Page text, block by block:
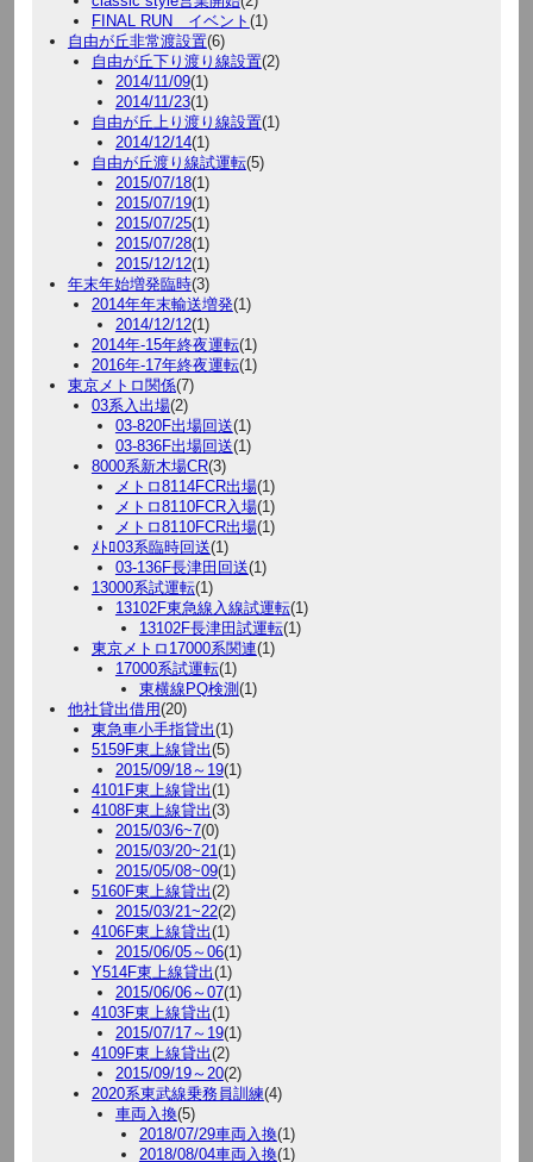
FINAL RUN イベント (1)
自由が丘非常渡設置(6)
自由が丘下り渡り線設置(2)
2014/11/09(1)
2014/11/23(1)
自由が丘上り渡り線設置(1)
2014/12/14(1)
自由が丘渡り線試運転(5)
2015/07/18(1)
2015/07/19(1)
2015/07/25(1)
2015/07/28(1)
2015/12/12(1)
年末年始増発臨時(3)
2014年年末輸送増発(1)
2014/12/12(1)
2014年-15年終夜運転(1)
2016年-17年終夜運転(1)
東京メトロ関係(7)
03系入出場(2)
03-820F出場回送(1)
03-836F出場回送(1)
8000系新木場CR(3)
メトロ8114FCR出場(1)
メトロ8110FCR入場(1)
メトロ8110FCR出場(1)
ﾒﾄﾛ03系臨時回送(1)
03-136F長津田回送(1)
13000系試運転(1)
13102F東急線入線試運転(1)
13102F長津田試運転(1)
東京メトロ17000系関連(1)
17000系試運転(1)
東横線PQ検測(1)
他社貸出借用(20)
東急車小手指貸出(1)
5159F東上線貸出(5)
2015/09/18～19(1)
4101F東上線貸出(1)
4108F東上線貸出(3)
2015/03/6~7(0)
2015/03/20~21(1)
2015/05/08~09(1)
5160F東上線貸出(2)
2015/03/21~22(2)
4106F東上線貸出(1)
2015/06/05～06(1)
Y514F東上線貸出(1)
2015/06/06～07(1)
4103F東上線貸出(1)
2015/07/17～19(1)
4109F東上線貸出(2)
2015/09/19～20(2)
2020系東武線乗務員訓練(4)
車両入換(5)
2018/07/29車両入換(1)
2018/08/04車両入換(1)